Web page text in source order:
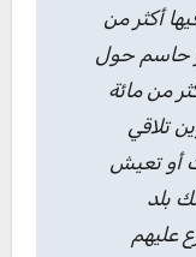
أكثر من
حاسم حول
من مائة
تلاقي
أو تعيش
بلد
عليهم